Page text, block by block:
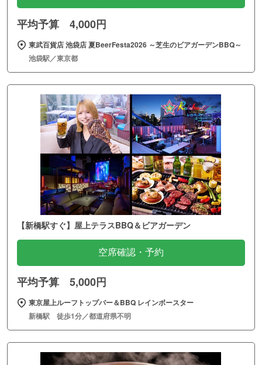
平均予算 4,000円
東武百貨店 池袋店 夏BeerFesta2026 ～芝生のビアガーデンBBQ～
池袋駅／東京都
【新橋駅すぐ】屋上テラスBBQ＆ビアガーデン
空席確認・予約
平均予算 5,000円
東京屋上ルーフトップバー＆BBQ レインボースター
新橋駅 徒歩1分／都道府県不明